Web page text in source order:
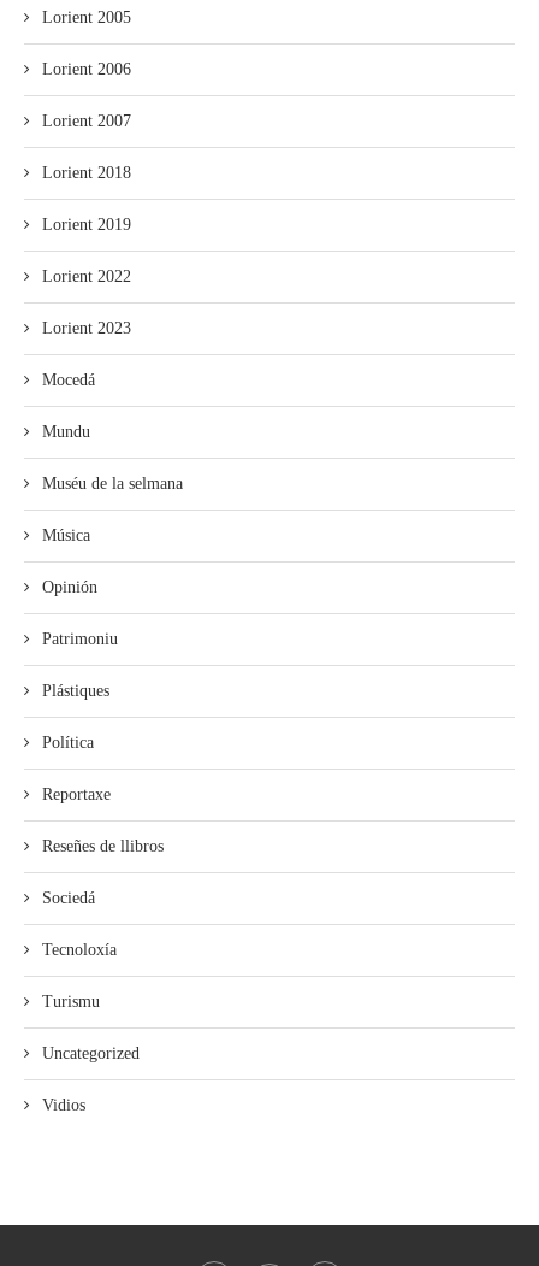
Lorient 2005
Lorient 2006
Lorient 2007
Lorient 2018
Lorient 2019
Lorient 2022
Lorient 2023
Mocedá
Mundu
Muséu de la selmana
Música
Opinión
Patrimoniu
Plástiques
Política
Reportaxe
Reseñes de llibros
Sociedá
Tecnoloxía
Turismu
Uncategorized
Vidios